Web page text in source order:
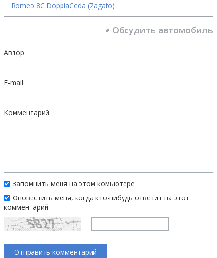
Romeo 8C DoppiaCoda (Zagato)
Обсудить автомобиль
Автор
E-mail
Комментарий
Запомнить меня на этом комьютере
Оповестить меня, когда кто-нибудь ответит на этот
комментарий